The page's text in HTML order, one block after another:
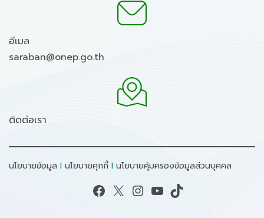
อีเมล
saraban@onep.go.th
ติดต่อเรา
นโยบายข้อมูล I นโยบายคุกกี้ I นโยบายคุ้มครองข้อมูลส่วนบุคคล
Facebook X Instagram YouTube TikTok